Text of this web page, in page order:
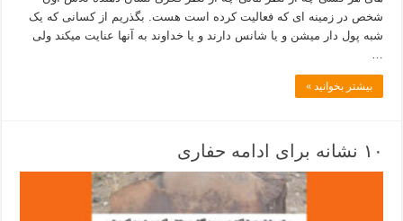
شخص در زمینه ای که فعالیت کرده است هست. بگذریم از کسانی که یک
شبه پول دار میشن و یا شانس دارند و یا خداوند به آنها عنایت میکند ولی
بیشتر بخوانید »
۱۰ نشانه برای ادامه حفاری